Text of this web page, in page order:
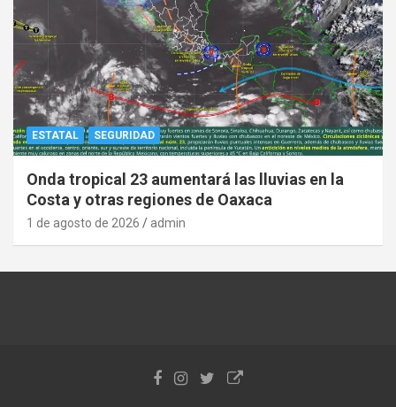
ESTATAL SEGURIDAD
Onda tropical 23 aumentará las lluvias en la
Costa y otras regiones de Oaxaca
1 de agosto de 2026 admin